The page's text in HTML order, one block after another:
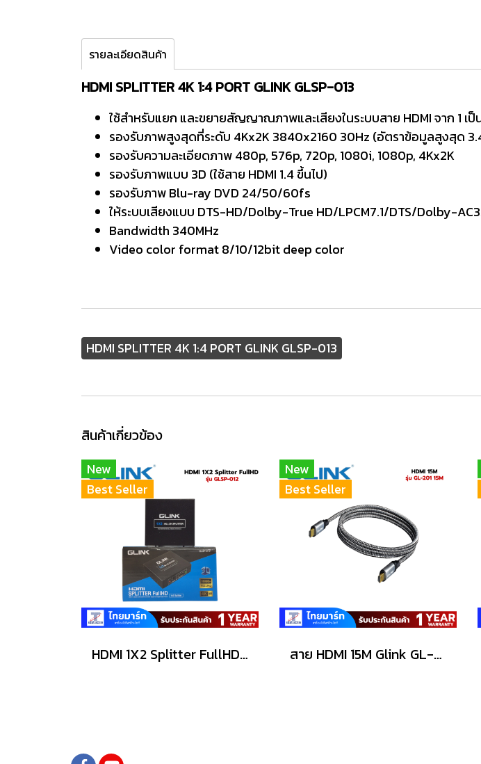
รายละเอียดสินค้า
HDMI SPLITTER 4K 1:4 PORT GLINK GLSP-013
ใช้สำหรับแยก และขยายสัญญาณภาพและเสียงในระบบสาย HDMI จาก 1
รองรับภาพสูงสุดที่ระดับ 4Kx2K 3840x2160 30Hz (อัตราข้อมูลสูงสุด
รองรับความละเอียดภาพ 480p, 576p, 720p, 1080i, 1080p, 4Kx2K
รองรับภาพแบบ 3D (ใช้สาย HDMI 1.4 ขึ้นไป)
รองรับภาพ Blu-ray DVD 24/50/60fs
ให้ระบบเสียงแบบ DTS-HD/Dolby-True HD/LPCM7.1/DTS/Dolby-
Bandwidth 340MHz
Video color format 8/10/12bit deep color
HDMI SPLITTER 4K 1:4 PORT GLINK GLSP-013
สินค้าเกี่ยวข้อง
New
Best Seller
HDMI 1X2 Splitter FullHD Glink GLSP-012
New
Best Seller
สาย HDMI 15M Glink GL-201 15M